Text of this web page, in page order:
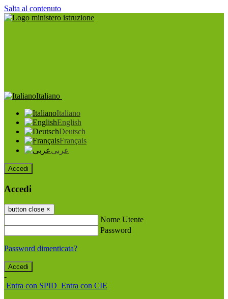
Salta al contenuto
Italiano
Italiano
English
Deutsch
Français
عربى
Accedi
Accedi
button close ×
Nome Utente
Password
Password dimenticata?
-
Entra con SPID Entra con CIE